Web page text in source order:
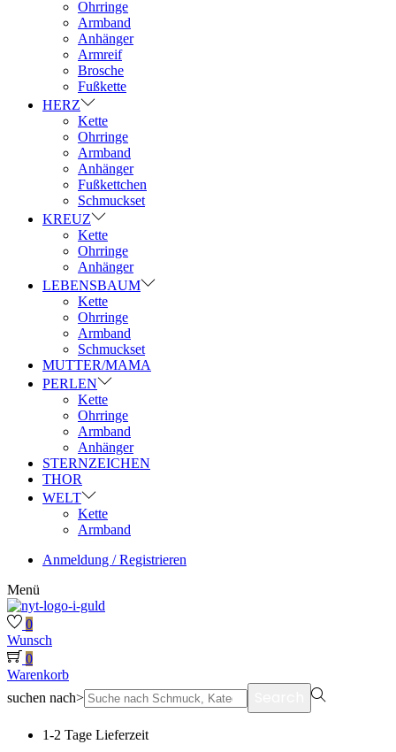
Ohrringe
Armband
Anhänger
Armreif
Brosche
Fußkette
HERZ
Kette
Ohrringe
Armband
Anhänger
Fußkettchen
Schmuckset
KREUZ
Kette
Ohrringe
Anhänger
LEBENSBAUM
Kette
Ohrringe
Armband
Schmuckset
MUTTER/MAMA
PERLEN
Kette
Ohrringe
Armband
Anhänger
STERNZEICHEN
THOR
WELT
Kette
Armband
Anmeldung / Registrieren
Menü
0
Wunsch
0
Warenkorb
suchen nach>
1-2 Tage Lieferzeit